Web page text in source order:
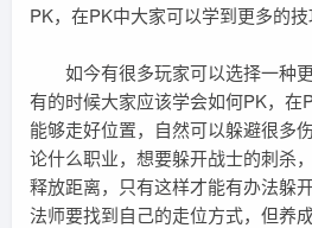
PK，在PK中大家可以学到更多的技
如今有很多玩家可以选择一种更
有的时候大家应该学会如何PK，在
能够走好位置，自然可以躲避很多
论什么职业，想要躲开战士的刺杀
释放距离，只有这样才能有办法躲
法师要找到自己的走位方式，但养